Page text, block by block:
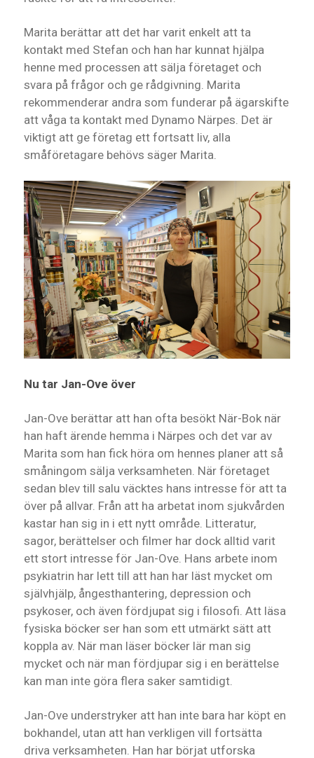
Marita berättar att det har varit enkelt att ta
kontakt med Stefan och han har kunnat hjälpa
henne med processen att sälja företaget och
svara på frågor och ge rådgivning. Marita
rekommenderar andra som funderar på ägarskifte
att våga ta kontakt med Dynamo Närpes. Det är
viktigt att ge företag ett fortsatt liv, alla
småföretagare behövs säger Marita.
Nu tar Jan-Ove över
Jan-Ove berättar att han ofta besökt När-Bok när
han haft ärende hemma i Närpes och det var av
Marita som han fick höra om hennes planer att så
småningom sälja verksamheten. När företaget
sedan blev till salu väcktes hans intresse för att ta
över på allvar. Från att ha arbetat inom sjukvården
kastar han sig in i ett nytt område. Litteratur,
sagor, berättelser och filmer har dock alltid varit
ett stort intresse för Jan-Ove. Hans arbete inom
psykiatrin har lett till att han har läst mycket om
självhjälp, ångesthantering, depression och
psykoser, och även fördjupat sig i filosofi. Att läsa
fysiska böcker ser han som ett utmärkt sätt att
koppla av. När man läser böcker lär man sig
mycket och när man fördjupar sig i en berättelse
kan man inte göra flera saker samtidigt.
Jan-Ove understryker att han inte bara har köpt en
bokhandel, utan att han verkligen vill fortsätta
driva verksamheten. Han har börjat utforska